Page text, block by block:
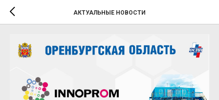
АКТУАЛЬНЫЕ НОВОСТИ